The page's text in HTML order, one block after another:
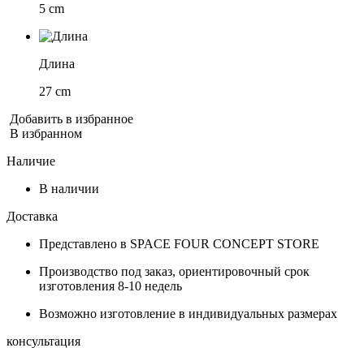
5 cm
Длина
27 cm
Добавить в избранное
В избранном
Наличие
В наличии
Доставка
Представлено в SPACE FOUR CONCEPT STORE
Производство под заказ, ориентировочный срок
изготовления 8-10 недель
Возможно изготовление в индивидуальных размерах
консультация